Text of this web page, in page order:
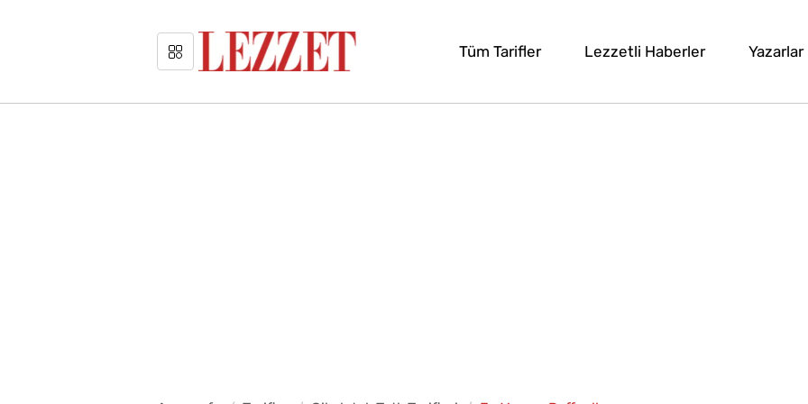
Tüm Tarifler Lezzetli Haberler Yazarlar